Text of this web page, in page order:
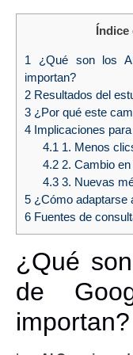
Índice
1 ¿Qué son los
importan?
2 Resultados del
3 ¿Por qué este
4 Implicaciones
4.1 1. Menos
4.22. Cambio en
4.33. Nuevas
5 ¿Cómo adaptarse
6 Fuentes de
¿Qué
de
importan?